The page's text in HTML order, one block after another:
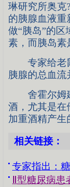
琳研究所奥克
的胰腺血液重
做“胰岛”的
素，而胰岛素
专家给老鼠
胰腺的总血流
舍霍尔姆建
酒，尤其是在
加重酒精产生
相关链接：
专家指出：
Ⅱ型糖尿病患